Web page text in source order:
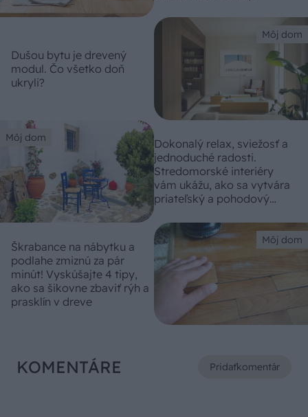
Môj dom
Dušou bytu je drevený
modul. Čo všetko doň
ukryli?
Môj dom
Dokonalý relax, sviežosť a
jednoduché radosti.
Stredomorské interiéry
vám ukážu, ako sa vytvára
priateľský a pohodový
Môj dom
Škrabance na nábytku a
podlahe zmiznú za pár
minút! Vyskúšajte 4 tipy,
ako sa šikovne zbaviť rýh a
prasklín v dreve
KOMENTÁRE Pridaťkomentár